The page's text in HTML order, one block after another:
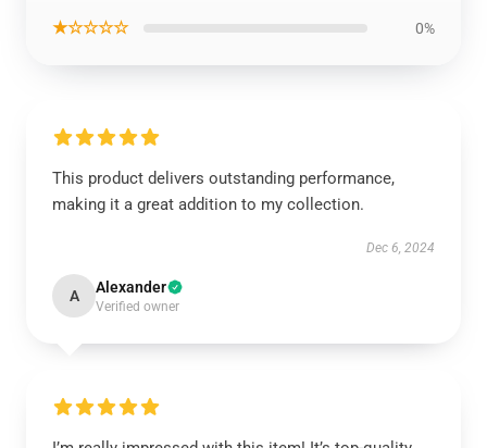
★☆☆☆☆ 0%
This product delivers outstanding performance,
making it a great addition to my collection.
Dec 6, 2024
A Alexander
Verified owner